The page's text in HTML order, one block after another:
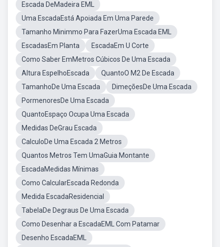
Escada DeMadeira EML
Uma EscadaEstá Apoiada Em Uma Parede
Tamanho Minimmo Para FazerUma Escada EML
EscadasEm Planta
EscadaEm U Corte
Como Saber EmMetros Cúbicos De Uma Escada
Altura EspelhoEscada
QuantoO M2 De Escada
TamanhoDe Uma Escada
DimeçõesDe Uma Escada
PormenoresDe Uma Escada
QuantoEspaço Ocupa Uma Escada
Medidas DeGrau Escada
CalculoDe Uma Escada 2 Metros
Quantos Metros Tem UmaGuia Montante
EscadaMedidas Mínimas
Como CalcularEscada Redonda
Medida EscadaResidencial
TabelaDe Degraus De Uma Escada
Como Desenhar a EscadaEML Com Patamar
Desenho EscadaEML